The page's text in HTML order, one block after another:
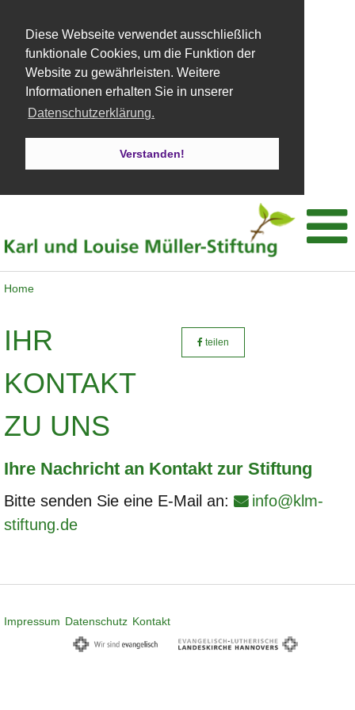
Diese Webseite verwendet ausschließlich
funktionale Cookies, um die Funktion der
Website zu gewährleisten. Weitere
Informationen erhalten Sie in unserer
Datenschutzerklärung.
Verstanden!
Home
IHR
KONTAKT
ZU UNS
teilen
Ihre Nachricht an Kontakt zur Stiftung
Bitte senden Sie eine E-Mail an:
info@klm-
stiftung.de
Impressum Datenschutz Kontakt